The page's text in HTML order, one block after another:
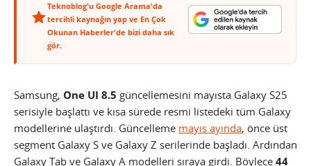
Teknoblog'u Google Arama'da
tercihli kaynağın yap ve En Çok
Okunan Haberler'de bizi daha sık
gör.
Samsung, One UI 8.5 güncellemesini mayısta Galaxy S25
serisiyle başlattı ve kısa sürede resmi listedeki tüm Galaxy
modellerine ulaştırdı. Güncelleme mayıs ayında, önce üst
segment Galaxy S ve Galaxy Z serilerinde başladı. Ardından
Galaxy Tab ve Galaxy A modelleri sıraya girdi. Böylece 44